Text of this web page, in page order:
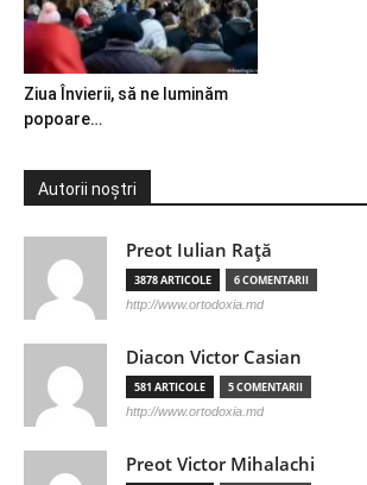
Ziua Învierii, să ne luminăm
popoare…
Autorii noștri
Preot Iulian Raţă
3878 ARTICOLE 6 COMENTARII
http://www.ortodoxia.md
Diacon Victor Casian
581 ARTICOLE 5 COMENTARII
http://www.ortodoxia.md
Preot Victor Mihalachi